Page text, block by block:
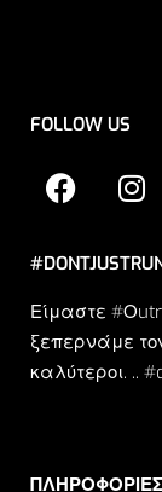
FOLLOW US
Είμαστε
ξεπερνάμε
καλύτεροι. ..
ΠΛΗΡΟΦΟΡΙΕΣ​